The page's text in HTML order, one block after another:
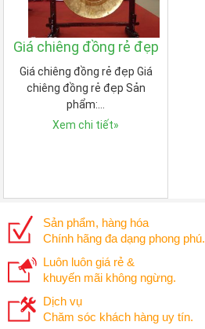
Giá chiêng đồng rẻ đẹp
Giá chiêng đồng rẻ đẹp Giá
chiêng đồng rẻ đẹp Sản
phẩm:…
Xem chi tiết»
Sản phẩm, hàng hóa
Chính hãng đa dạng phong phú.
Luôn luôn giá rẻ &
khuyến mãi không ngừng.
Dịch vụ
Chăm sóc khách hàng uy tín.